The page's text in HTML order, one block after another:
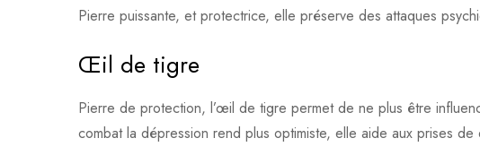
Pierre puissante, et protectrice, elle préserve des attaques
Œil de tigre
Pierre de protection, l’œil de tigre permet de ne plus être
combat la dépression rend plus optimiste, elle aide aux prises